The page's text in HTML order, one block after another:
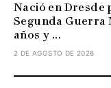
Nació en Dresde
Segunda Guerra
años y ...
2 DE AGOSTO DE 2026